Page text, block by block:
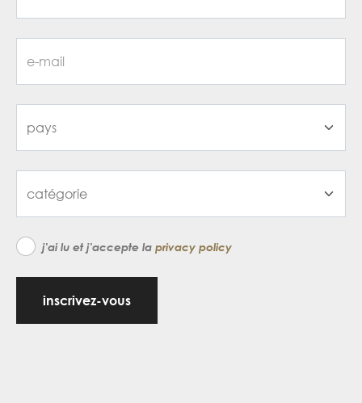
j'ai lu et j'accepte la privacy policy
inscrivez-vous